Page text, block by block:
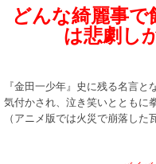
どんな綺麗事
は悲劇し
『金田一少年』史に残る名言
気付かされ、泣き笑いとともに
（アニメ版では火災で崩落した